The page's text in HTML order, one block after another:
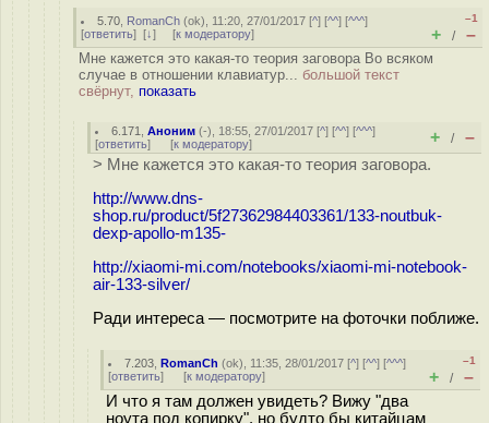
5.70 RomanCh (ok), 11:20, 27/01/2017 [^] [^^] [^^^]
[ответить] [↓] [к модератору]
–1
+ / –
Мне кажется это какая-то теория заговора Во всяком
случае в отношении клавиатур... большой текст
свёрнут, показать
6.171 ,Аноним (-), 18:55, 27/01/2017 [^] [^^] [^^^]
[ответить] [к модератору] + / –
> Мне кажется это какая-то теория заговора.
http://www.dns-
shop.ru/product/5f27362984403361/133-noutbuk-
dexp-apollo-m135-
http://xiaomi-mi.com/notebooks/xiaomi-mi-notebook-
air-133-silver/
Ради интереса — посмотрите на фоточки поближе.
7.203 ,RomanCh (ok), 11:35, 28/01/2017 [^] [^^] [^^^]
[ответить] [к модератору]
–1
+ / –
И что я там должен увидеть? Вижу "два
ноута под копирку", но будто бы китайцам